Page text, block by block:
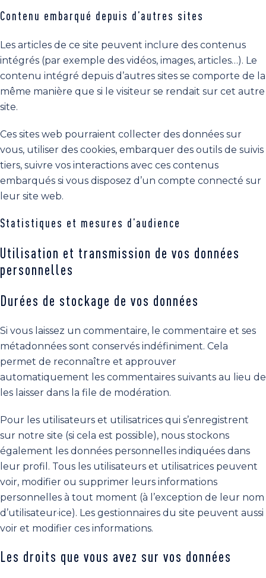
Contenu embarqué depuis d’autres sites
Les articles de ce site peuvent inclure des contenus
intégrés (par exemple des vidéos, images, articles…). Le
contenu intégré depuis d’autres sites se comporte de la
même manière que si le visiteur se rendait sur cet autre
site.
Ces sites web pourraient collecter des données sur
vous, utiliser des cookies, embarquer des outils de suivis
tiers, suivre vos interactions avec ces contenus
embarqués si vous disposez d’un compte connecté sur
leur site web.
Statistiques et mesures d’audience
Utilisation et transmission de vos données
personnelles
Durées de stockage de vos données
Si vous laissez un commentaire, le commentaire et ses
métadonnées sont conservés indéfiniment. Cela
permet de reconnaître et approuver
automatiquement les commentaires suivants au lieu de
les laisser dans la file de modération.
Pour les utilisateurs et utilisatrices qui s’enregistrent
sur notre site (si cela est possible), nous stockons
également les données personnelles indiquées dans
leur profil. Tous les utilisateurs et utilisatrices peuvent
voir, modifier ou supprimer leurs informations
personnelles à tout moment (à l’exception de leur nom
d’utilisateur·ice). Les gestionnaires du site peuvent aussi
voir et modifier ces informations.
Les droits que vous avez sur vos données